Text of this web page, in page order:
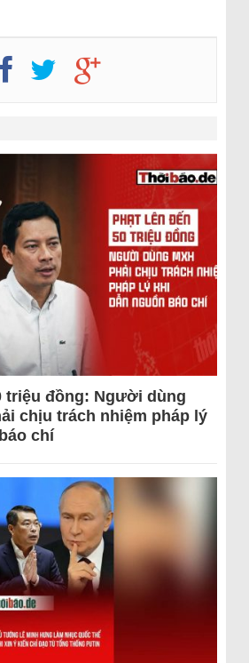
triệu đồng: Người dùng
chịu trách nhiệm pháp lý
chí